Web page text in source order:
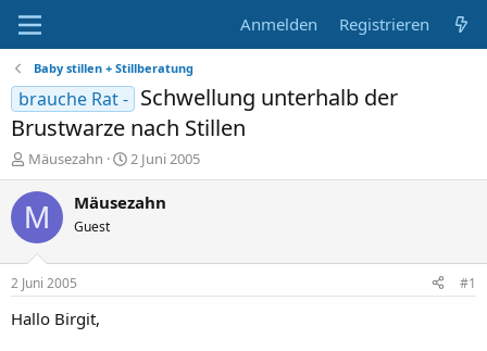
Anmelden Registrieren
Baby stillen + Stillberatung
brauche Rat - Schwellung unterhalb der
Brustwarze nach Stillen
E
r
s
t
e
r
Mäusezahn
E
r
s
t
2 Juni 2005
M Mäusezahn
Guest
2 Juni 2005 #1
Hallo Birgit,